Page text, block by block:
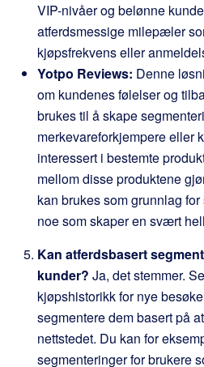
VIP-nivåer og belønne
atferdsmessige milepæler
kjøpsfrekvens eller
Yotpo Reviews: Denne
om kundenes følelser og
brukes til å skape
merkevareforkjempere eller
interessert i bestemte
mellom disse produktene
kan brukes som grunnlag
noe som skaper en svært
Kan atferdsbasert
kunder? Ja, det stemmer.
kjøpshistorikk for nye
segmentere dem basert på
nettstedet. Du kan for
segmenteringer for brukere